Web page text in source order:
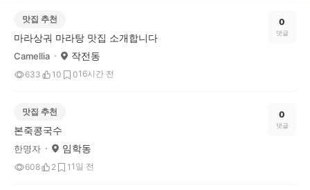
맛집 추천
마라상궈 마라탕 맛집 소개합니다
Camellia 작전동
633 10 016시간 전
0
댓글
맛집 추천
본죽콩국수
한명자 임학동
608 2 1 1일 전
0
댓글